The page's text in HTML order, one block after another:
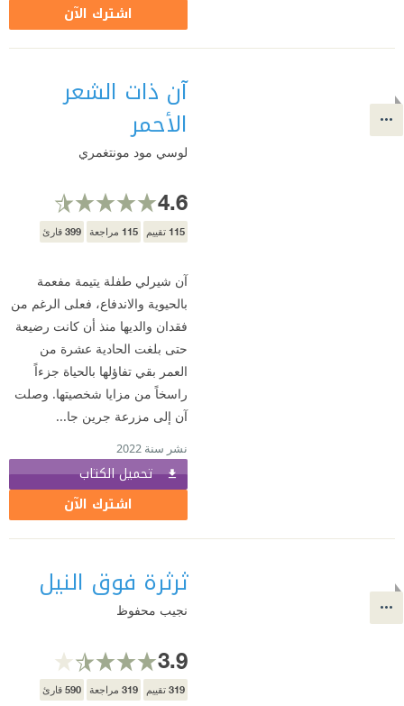
اشترك الآن
آن ذات الشعر
الأحمر
لوسي مود مونتغمري
4.6
115 تقييم 115 مراجعة 399 قارئ
آن شيرلي طفلة يتيمة مفعمة
بالحيوية والاندفاع، فعلى الرغم من
فقدان والديها منذ أن كانت رضيعة
حتى بلغت الحادية عشرة من
العمر بقي تفاؤلها بالحياة جزءاً
راسخاً من مزايا شخصيتها. وصلت
آن إلى مزرعة جرين جا...
نشر سنة 2022
تحميل الكتاب
اشترك الآن
ثرثرة فوق النيل
نجيب محفوظ
3.9
319 تقييم 319 مراجعة 590 قارئ